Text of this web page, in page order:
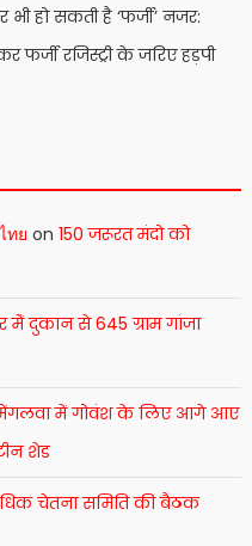
हो सकती है ‘फर्जी’ नजर:
रजिस्ट्री के जरिए हड़पी
ทย on 150 जरूरत मंदो को
मेंं दुकान से 645 ग्राम गांजा
में गोवंश के लिए आगे आए
शेड
चेतना समिति की बैठक